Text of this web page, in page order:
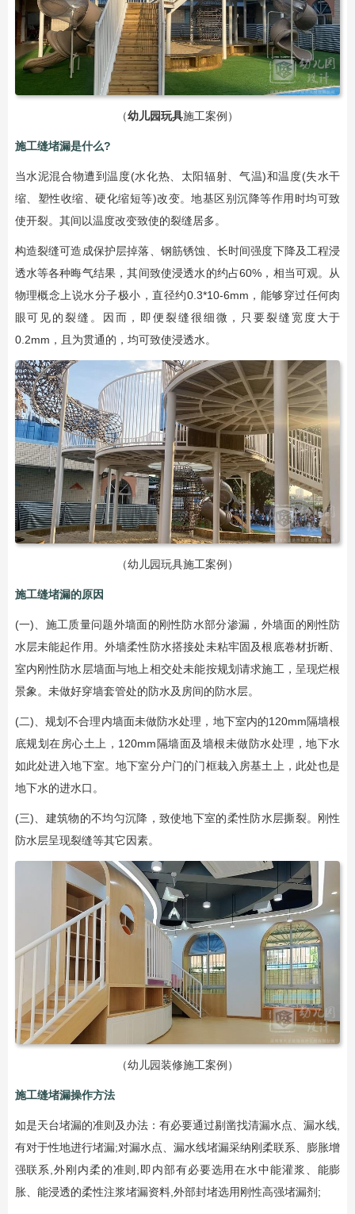
（幼儿园玩具施工案例）
施工缝堵漏是什么?
当水泥混合物遭到温度(水化热、太阳辐射、气温)和温度(失水干
缩、塑性收缩、硬化缩短等)改变。地基区别沉降等作用时均可致
使开裂。其间以温度改变致使的裂缝居多。
构造裂缝可造成保护层掉落、钢筋锈蚀、长时间强度下降及工程浸
透水等各种晦气结果，其间致使浸透水的约占60%，相当可观。从
物理概念上说水分子极小，直径约0.3*10-6mm，能够穿过任何肉
眼可见的裂缝。因而，即便裂缝很细微，只要裂缝宽度大于
0.2mm，且为贯通的，均可致使浸透水。
（幼儿园玩具施工案例）
施工缝堵漏的原因
(一)、施工质量问题外墙面的刚性防水部分渗漏，外墙面的刚性防
水层未能起作用。外墙柔性防水搭接处未粘牢固及根底卷材折断、
室内刚性防水层墙面与地上相交处未能按规划请求施工，呈现烂根
景象。未做好穿墙套管处的防水及房间的防水层。
(二)、规划不合理内墙面未做防水处理，地下室内的120mm隔墙根
底规划在房心土上，120mm隔墙面及墙根未做防水处理，地下水
如此处进入地下室。地下室分户门的门框栽入房基土上，此处也是
地下水的进水口。
(三)、建筑物的不均匀沉降，致使地下室的柔性防水层撕裂。刚性
防水层呈现裂缝等其它因素。
（幼儿园装修施工案例）
施工缝堵漏操作方法
如是天台堵漏的准则及办法：有必要通过剔凿找清漏水点、漏水线,
有对于性地进行堵漏;对漏水点、漏水线堵漏采纳刚柔联系、膨胀增
强联系,外刚内柔的准则,即内部有必要选用在水中能灌浆、能膨
胀、能浸透的柔性注浆堵漏资料,外部封堵选用刚性高强堵漏剂;